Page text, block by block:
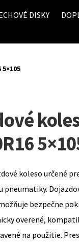
DISKY
koleso určené
pneumatiky.
bezpečne
overené,
na použitie.